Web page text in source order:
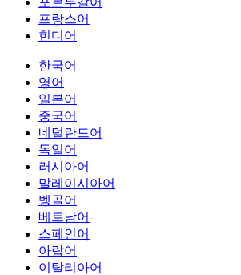
프랑스어
힌디어
한국어
영어
일본어
중국어
네덜란드어
독일어
러시아어
말레이시아어
벵골어
베트남어
스페인어
아랍어
이탈리아어